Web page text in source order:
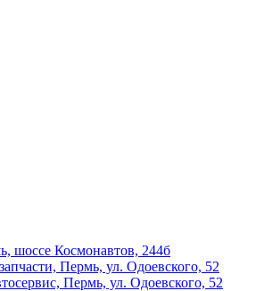
шоссе Космонавтов, 244б
Пермь, ул. Одоевского, 52
Пермь, ул. Одоевского, 52